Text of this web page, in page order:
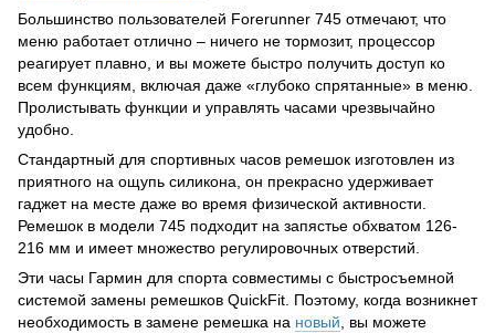
Большинство пользователей Forerunner 745 отмечают, что
меню работает отлично – ничего не тормозит, процессор
реагирует плавно, и вы можете быстро получить доступ ко
всем функциям, включая даже «глубоко спрятанные» в меню.
Пролистывать функции и управлять часами чрезвычайно
удобно.
Стандартный для спортивных часов ремешок изготовлен из
приятного на ощупь силикона, он прекрасно удерживает
гаджет на месте даже во время физической активности.
Ремешок в модели 745 подходит на запястье обхватом 126-
216 мм и имеет множество регулировочных отверстий.
Эти часы Гармин для спорта совместимы с быстросъемной
системой замены ремешков QuickFit. Поэтому, когда возникнет
необходимость в замене ремешка на новый, вы можете